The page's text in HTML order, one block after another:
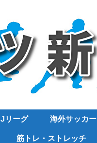
Jリーグ 海外サッカー
筋トレ・ストレッチ